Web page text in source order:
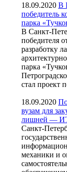
18.09.2020 В
победитель
парка
В Санкт-
победителя
разработку
парка
стал проект
18.09.2020
вузам для
лишней —
Санкт-
механики и